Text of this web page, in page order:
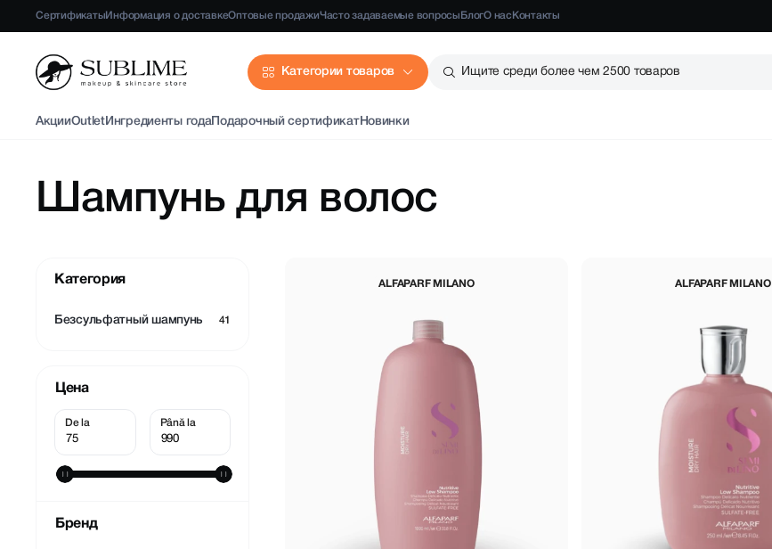
СертификатыИнформация о доставкеОптовые продажиЧасто задаваемые вопросы БлогО нас Контакты
Категории товаров Ищите среди более чем 2500 товаров
АкцииOutletИнгредиенты годаПодарочный сертификатНовинки
Шампунь для волос
Категория
Безсульфатный шампунь
Цена
Бренд
ALFAPARF MILANO ALFAPARF MILANO